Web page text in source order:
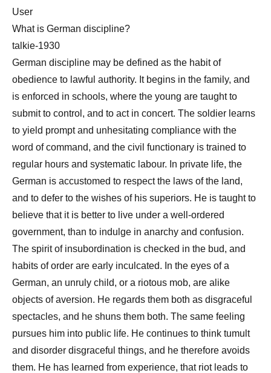
User
What is German discipline?
talkie-1930
German discipline may be defined as the habit of
obedience to lawful authority. It begins in the family, and
is enforced in schools, where the young are taught to
submit to control, and to act in concert. The soldier learns
to yield prompt and unhesitating compliance with the
word of command, and the civil functionary is trained to
regular hours and systematic labour. In private life, the
German is accustomed to respect the laws of the land,
and to defer to the wishes of his superiors. He is taught to
believe that it is better to live under a well-ordered
government, than to indulge in anarchy and confusion.
The spirit of insubordination is checked in the bud, and
habits of order are early inculcated. In the eyes of a
German, an unruly child, or a riotous mob, are alike
objects of aversion. He regards them both as disgraceful
spectacles, and he shuns them both. The same feeling
pursues him into public life. He continues to think tumult
and disorder disgraceful things, and he therefore avoids
them. He has learned from experience, that riot leads to